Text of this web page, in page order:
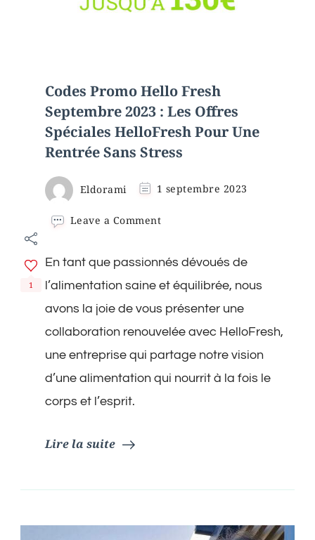
Codes Promo Hello Fresh
Septembre 2023 : Les Offres
Spéciales HelloFresh Pour Une
Rentrée Sans Stress
Eldorami 1 septembre 2023
Leave a Commenton
Hello
Fresh
Septembre
2023
Les
Offres
HelloFresh
1
En tant que passionnés dévoués de
l’alimentation saine et équilibrée, nous
avons la joie de vous présenter une
collaboration renouvelée avec HelloFresh,
une entreprise qui partage notre vision
d’une alimentation qui nourrit à la fois le
corps et l’esprit.
Lire la suite